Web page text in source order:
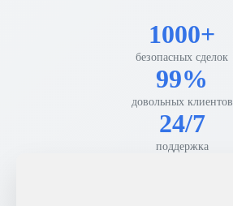
1000+
безопасных сделок
99%
довольных клиентов
24/7
поддержка